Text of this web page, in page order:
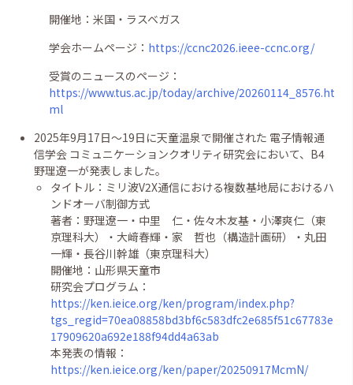
開催地：米国 ・ラスベガス
学会ホームページ： https://ccnc2026.ieee-ccnc.org/
受賞のニュースのページ：
https://www.tus.ac.jp/today/archive/20260114_8576.ht
ml
2025年9月17日〜19日に天童温泉で開催された 電子情報通
信学会 コミュニケーションクオリティ研究会において、B4
野理遼一が発表しました。
タイトル：ミリ波V2X通信における複数基地局におけるハ
ンドオーバ制御方式
著者：野理遼一・中里 仁・佐々木友基・小澤爽仁（東
京理科大）・大﨑春輝・家 哲也（構造計画研）・丸田
一輝・長谷川幹雄（東京理科大）
開催地：山形県天童市
研究会プログラム：
https://ken.ieice.org/ken/program/index.php?
tgs_regid=70ea08858bd3bf6c583dfc2e685f51c67783e
17909620a692e188f94dd4a63ab
本発表の情報：
https://ken.ieice.org/ken/paper/20250917McmN/